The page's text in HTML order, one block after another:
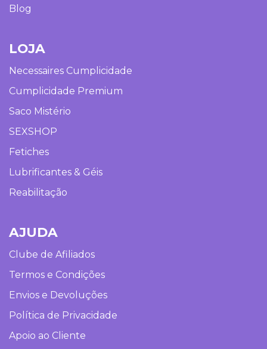
Blog
LOJA
Necessaires Cumplicidade
Cumplicidade Premium
Saco Mistério
SEXSHOP
Fetiches
Lubrificantes & Géis
Reabilitação
AJUDA
Clube de Afiliados
Termos e Condições
Envios e Devoluções
Política de Privacidade
Apoio ao Cliente